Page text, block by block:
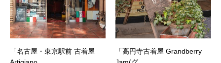
「名古屋・東京駅前 古着屋
「高円寺古着屋 Grandberry